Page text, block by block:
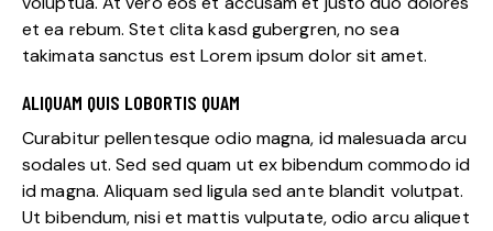
et ea rebum. Stet clita kasd gubergren, no sea
takimata sanctus est Lorem ipsum dolor sit amet.
ALIQUAM QUIS LOBORTIS QUAM
Curabitur pellentesque odio magna, id malesuada arcu
sodales ut. Sed sed quam ut ex bibendum commodo id
id magna. Aliquam sed ligula sed ante blandit volutpat.
Ut bibendum, nisi et mattis vulputate, odio arcu aliquet